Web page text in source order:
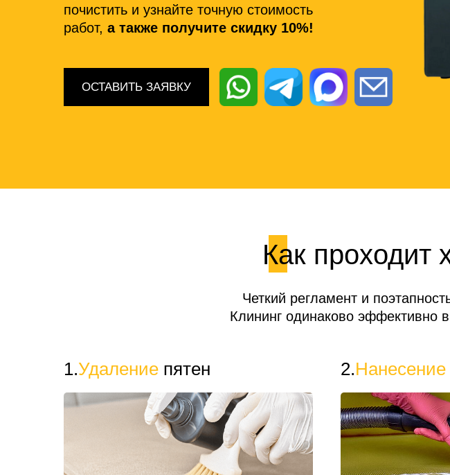
почистить и узнайте точную стоимость
работ, а также получите скидку 10%!
ОСТАВИТЬ ЗАЯВКУ
Как проходит
Четкий регламент и
Клининг одинаково эффективно
1.Удаление пятен 2.Нанесение